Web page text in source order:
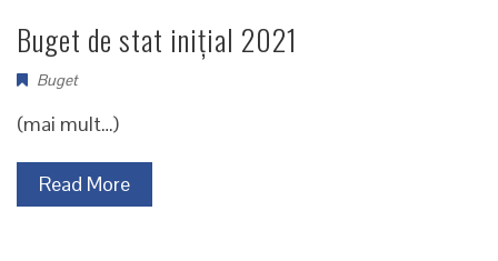
Buget de stat inițial 2021
Buget
(mai mult…)
Read More